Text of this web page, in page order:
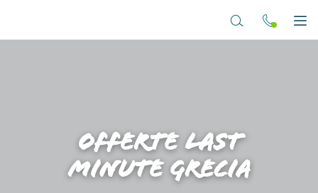
Offerte Last
Minute Grecia